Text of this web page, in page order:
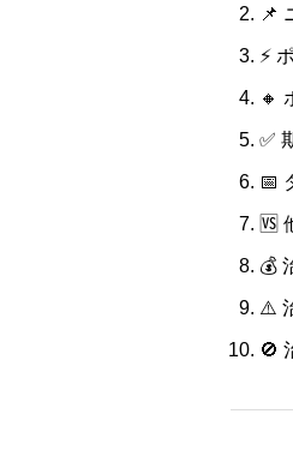
📌
⚡
🔸
✅
📅
🆚
💰
⚠️
🚫